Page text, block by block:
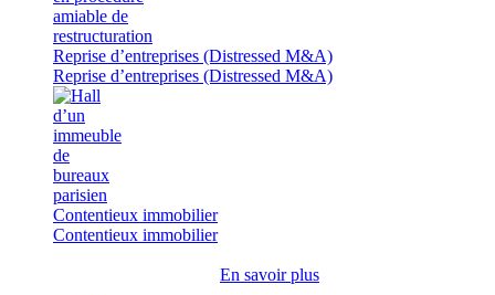
Reprise d’entreprises (Distressed M&A)
Reprise d’entreprises (Distressed M&A)
Contentieux immobilier
Contentieux immobilier
En savoir plus